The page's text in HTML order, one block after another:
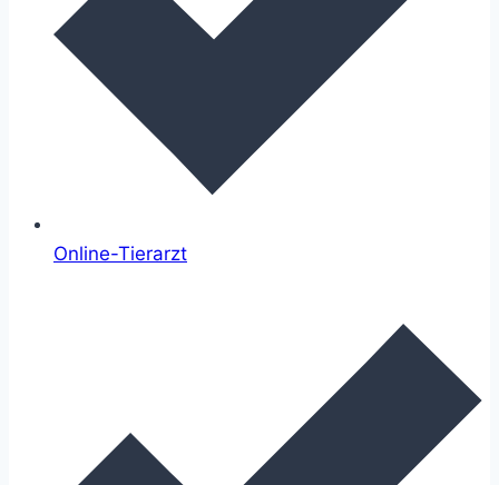
Online-Tierarzt